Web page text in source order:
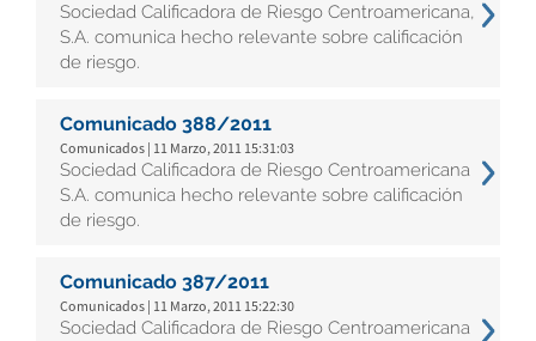
Sociedad Calificadora de Riesgo Centroamericana,
S.A. comunica hecho relevante sobre calificación
de riesgo.
Comunicado 388/2011
Comunicados | 11 Marzo, 2011 15:31:03
Sociedad Calificadora de Riesgo Centroamericana
S.A. comunica hecho relevante sobre calificación
de riesgo.
Comunicado 387/2011
Comunicados | 11 Marzo, 2011 15:22:30
Sociedad Calificadora de Riesgo Centroamericana